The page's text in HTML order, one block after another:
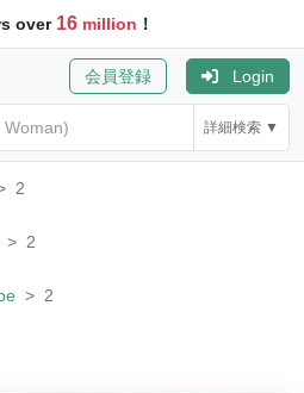
over 16 million ！
会員登録 Login
詳細検索 ▼
2
2
2